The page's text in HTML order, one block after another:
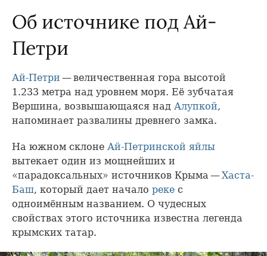
Об источнике под Ай-
Петри
Ай-Петри — величественная гора высотой
1.233 метра над уровнем моря. Её зубчатая
Вершина, возвышающаяся над Алупкой,
напоминает развалины древнего замка.
На южном склоне Ай-Петринской яйлы
вытекает один из мощнейших и
«парадоксальных» источников Крыма —Хаста-
Баш, который дает начало реке с
одноимённым названием. О чудесных
свойствах этого источника известна легенда
крымских татар.